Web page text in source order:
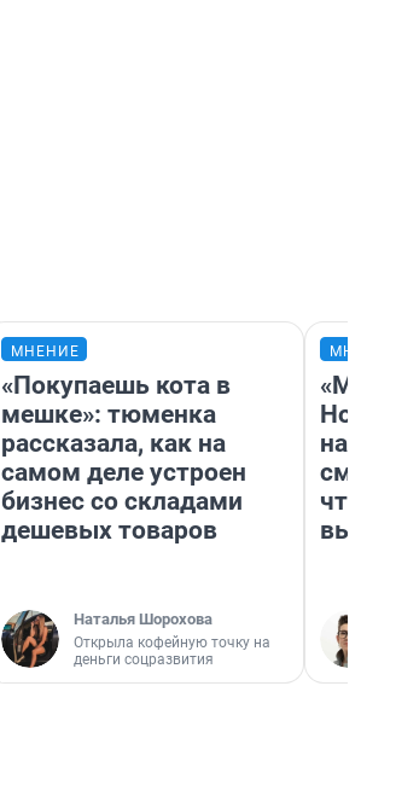
МНЕНИЕ
«Покупаешь кота в
мешке»: тюменка
рассказала, как на
самом деле устроен
бизнес со складами
дешевых товаров
Наталья Шорохова
Открыла кофейную точку на
деньги соцразвития
«Мы